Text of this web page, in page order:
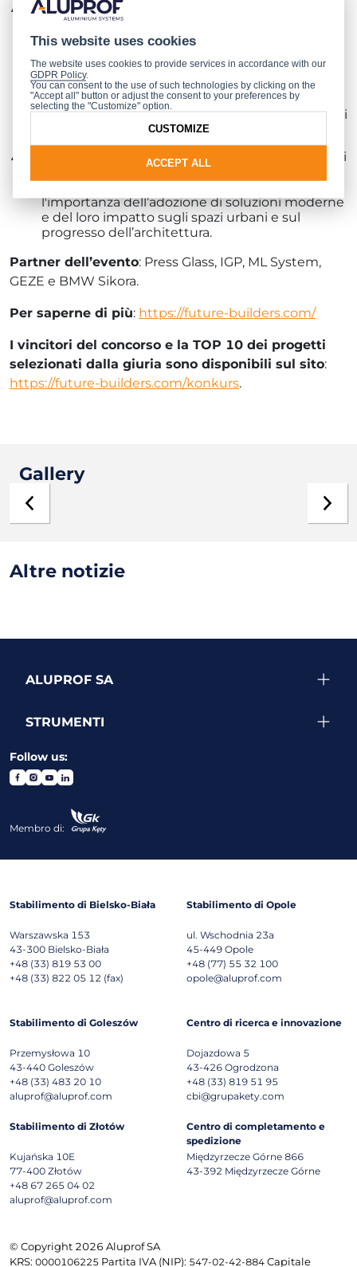
Zbigniew Maćków invece ha presentato nei
dettagli le fasi della progettazione del suo
Green2Day, il business center di Wrocław
“Progetto dell’anno realizzato con i sistemi
Aluprof”. Grazie a questa presentazione gli
spettatori hanno potuto vedere in prima
persona il dietro le quinte della progettazione di
un edificio commerciale moderno.
A chiusura del ciclo di conferenze, l’intervento di
l'importanza dell’adozione di soluzioni moderne
e del loro impatto sugli spazi urbani e sul
progresso dell’architettura.
Partner dell’evento: Press Glass, IGP, ML System,
GEZE e BMW Sikora.
Per saperne di più: https://future-builders.com/
I vincitori del concorso e la TOP 10 dei progetti
selezionati dalla giuria sono disponibili sul sito:
https://future-builders.com/konkurs.
Gallery
Altre notizie
ALUPROF SA
STRUMENTI
Follow us:
Membro di:
Stabilimento di Bielsko-Biała
Warszawska 153
43-300 Bielsko-Biała
+48 (33) 819 53 00
+48 (33) 822 05 12 (fax)
Stabilimento di Opole
ul. Wschodnia 23a
45-449 Opole
+48 (77) 55 32 100
opole@aluprof.com
Stabilimento di Goleszów
Przemysłowa 10
43-440 Goleszów
+48 (33) 483 20 10
aluprof@aluprof.com
Centro di ricerca e innovazione
Dojazdowa 5
43-426 Ogrodzona
+48 (33) 819 51 95
cbi@grupakety.com
Stabilimento di Złotów
Kujańska 10E
77-400 Złotów
+48 67 265 04 02
aluprof@aluprof.com
Centro di completamento e
spedizione
Międzyrzecze Górne 866
43-392 Międzyrzecze Górne
© Copyright 2026 Aluprof SA
KRS: 0000106225 Partita IVA (NIP): 547-02-42-884 Capitale
This website uses cookies
The website uses cookies to provide services in accordance with our
GDPR Policy.
You can consent to the use of such technologies by clicking on the
"Accept all" button or adjust the consent to your preferences by
selecting the "Customize" option.
ACCEPT ALL
CUSTOMIZE